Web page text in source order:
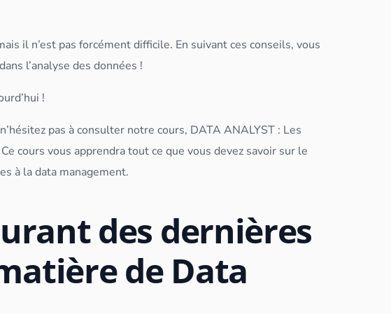
il n’est pas forcément difficile. En suivant ces conseils, vous
l’analyse desdonnées !
!
pas à consulter notre cours, DATA ANALYST : Les
cours vous apprendra tout ce que vous devez savoir sur le
à la data management.
des dernières
de Data